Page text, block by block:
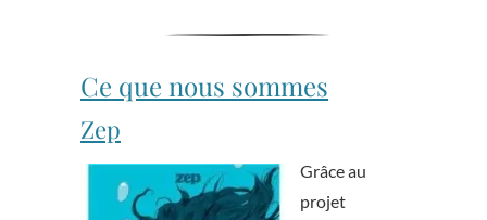
Ce que nous sommes
Zep
Grâce au
projet